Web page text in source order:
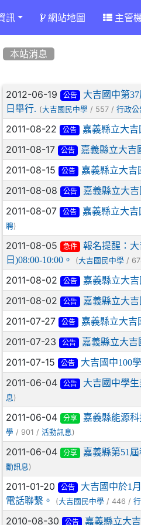
訊 網站地圖 主管
本站消息
文章列表
2012-06-19 公告
大吉國中第
日舉行.
(大吉國民中學 / 557 /行政公
2011-08-22 公告 嘉義縣立大
2011-08-17 公告 嘉義縣立大吉
2011-08-15 公告 嘉義縣立大吉
2011-08-08 公告 嘉義縣立大
2011-08-07 公告 嘉義縣立大
聘)
2011-08-05 急件
報名提醒：
日)08:00-10:00。
(大吉國民中學 /
2011-08-02 公告 嘉義縣立大
2011-08-02 公告 嘉義縣立大
2011-07-27 公告 嘉義縣立大吉
2011-07-23 公告 嘉義縣立大吉
2011-07-15 公告 大吉國中100
2011-06-04 公告 大吉國中學
息 )
2011-06-04 分享 嘉義縣能源
學 / 901 /活動訊息 )
2011-06-04 分享 嘉義縣第51
動訊息 )
2011-01-20 公告
大吉國中於1
電話聯繫。
(大吉國民中學 / 446 /
2010-08-30 公告 嘉義縣立大